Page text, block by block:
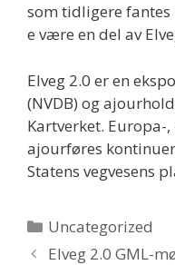
som tidligere fantes
e være en del av
Elveg 2.0 er en
(NVDB) og
Kartverket. Europa-
ajourføres
Statens vegvesens
Uncategorized
Elveg 2.0 GML-